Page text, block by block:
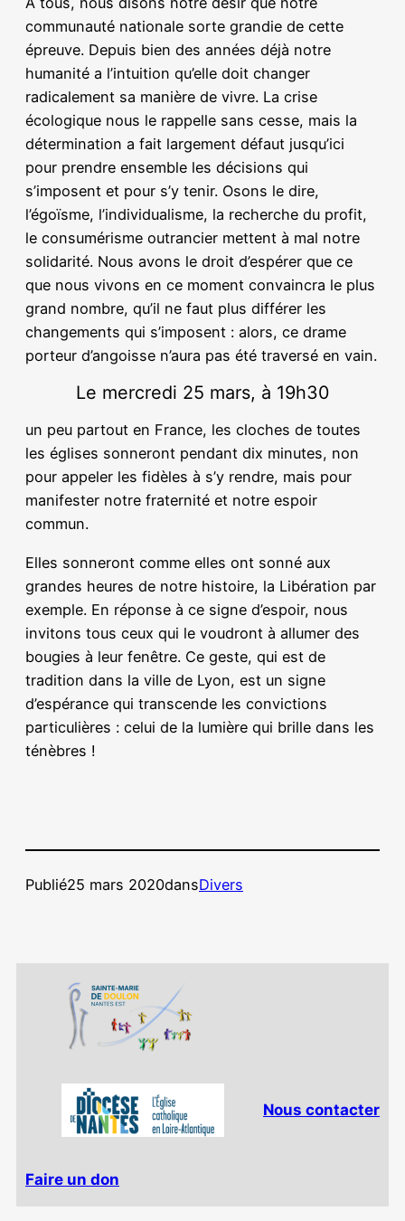
communauté nationale sorte grandie de cette
épreuve. Depuis bien des années déjà notre
humanité a l’intuition qu’elle doit changer
radicalement sa manière de vivre. La crise
écologique nous le rappelle sans cesse, mais la
détermination a fait largement défaut jusqu’ici
pour prendre ensemble les décisions qui
s’imposent et pour s’y tenir. Osons le dire,
l’égoïsme, l’individualisme, la recherche du profit,
le consumérisme outrancier mettent à mal notre
solidarité. Nous avons le droit d’espérer que ce
que nous vivons en ce moment convaincra le plus
grand nombre, qu’il ne faut plus différer les
changements qui s’imposent : alors, ce drame
porteur d’angoisse n’aura pas été traversé en vain.
Le mercredi 25 mars, à 19h30
un peu partout en France, les cloches de toutes
les églises sonneront pendant dix minutes, non
pour appeler les fidèles à s’y rendre, mais pour
manifester notre fraternité et notre espoir
commun.
Elles sonneront comme elles ont sonné aux
grandes heures de notre histoire, la Libération par
exemple. En réponse à ce signe d’espoir, nous
invitons tous ceux qui le voudront à allumer des
bougies à leur fenêtre. Ce geste, qui est de
tradition dans la ville de Lyon, est un signe
d’espérance qui transcende les convictions
particulières : celui de la lumière qui brille dans les
ténèbres !
Publié25 mars 2020dansDivers
Nous contacter
Faire un don